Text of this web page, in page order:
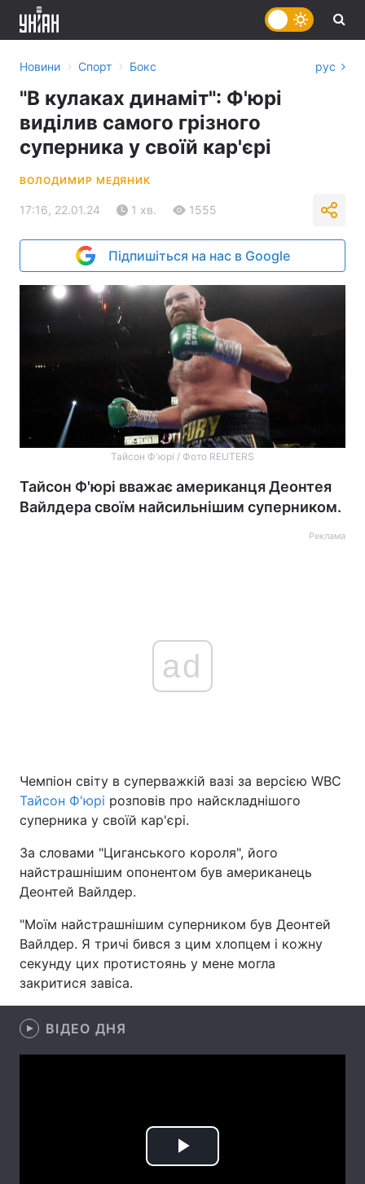
Головна Війна
Економіка Світ
Техно і зв'язок Лайт
Зброя
Статті
Новини › Спорт › Бокс рус
"В кулаках динаміт": Ф'юрі
виділив самого грізного
суперника у своїй кар'єрі
ВОЛОДИМИР МЕДЯНИК
17:16, 22.01.24 1 хв. 1555
Підпишіться на нас в Google
Тайсон Ф'юрі / Фото REUTERS
Тайсон Ф'юрі вважає американця Деонтея
Вайлдера своїм найсильнішим суперником.
Реклама
ad
Чемпіон світу в суперважкій вазі за версією WBC
Тайсон Ф'юрі розповів про найскладнішого
суперника у своїй кар'єрі.
За словами "Циганського короля", його
найстрашнішим опонентом був американець
Деонтей Вайлдер.
"Моїм найстрашнішим суперником був Деонтей
Вайлдер. Я тричі бився з цим хлопцем і кожну
секунду цих протистоянь у мене могла
закритися завіса.
ВІДЕО ДНЯ
Play